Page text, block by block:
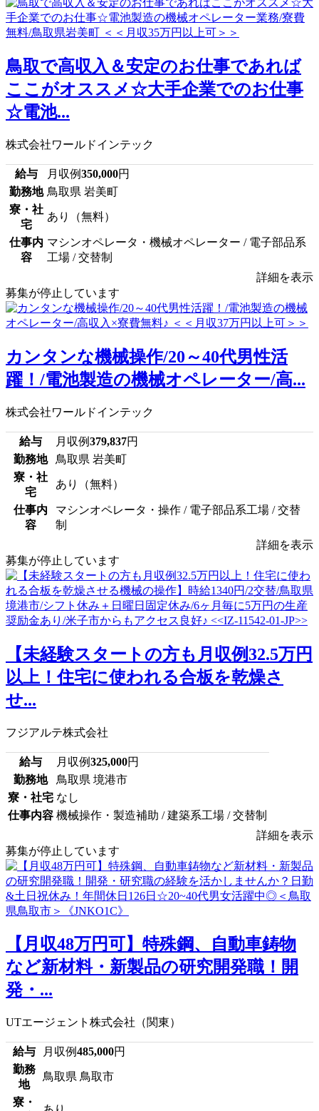
鳥取で高収入＆安定のお仕事であれば
ここがオススメ☆大手企業でのお仕事
☆電池...
株式会社ワールドインテック
給与 月収例350,000円
勤務地 鳥取県 岩美町
寮・社
宅
あり（無料）
仕事内
容
マシンオペレータ・機械オペレーター / 電子部品系
工場 / 交替制
詳細を表示
募集が停止しています
カンタンな機械操作/20～40代男性活
躍！/電池製造の機械オペレーター/高...
株式会社ワールドインテック
給与 月収例379,837円
勤務地
鳥取県 岩美町
寮・社
宅
あり（無料）
仕事内
容
マシンオペレータ・操作 / 電子部品系工場 / 交替
制
詳細を表示
募集が停止しています
【未経験スタートの方も月収例32.5万円
以上！住宅に使われる合板を乾燥さ
せ...
フジアルテ株式会社
給与 月収例325,000円
勤務地
鳥取県 境港市
寮・社宅 なし
仕事内容 機械操作・製造補助 / 建築系工場 / 交替制
詳細を表示
募集が停止しています
【月収48万円可】特殊鋼、自動車鋳物
など新材料・新製品の研究開発職！開
発・...
UTエージェント株式会社（関東）
給与 月収例485,000円
勤務
地
鳥取県 鳥取市
寮・